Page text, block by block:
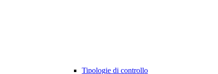
Tipologie di controllo